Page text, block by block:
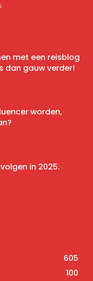
met een reisblog
dan gauw verder!
worden,
in 2025.
605
100